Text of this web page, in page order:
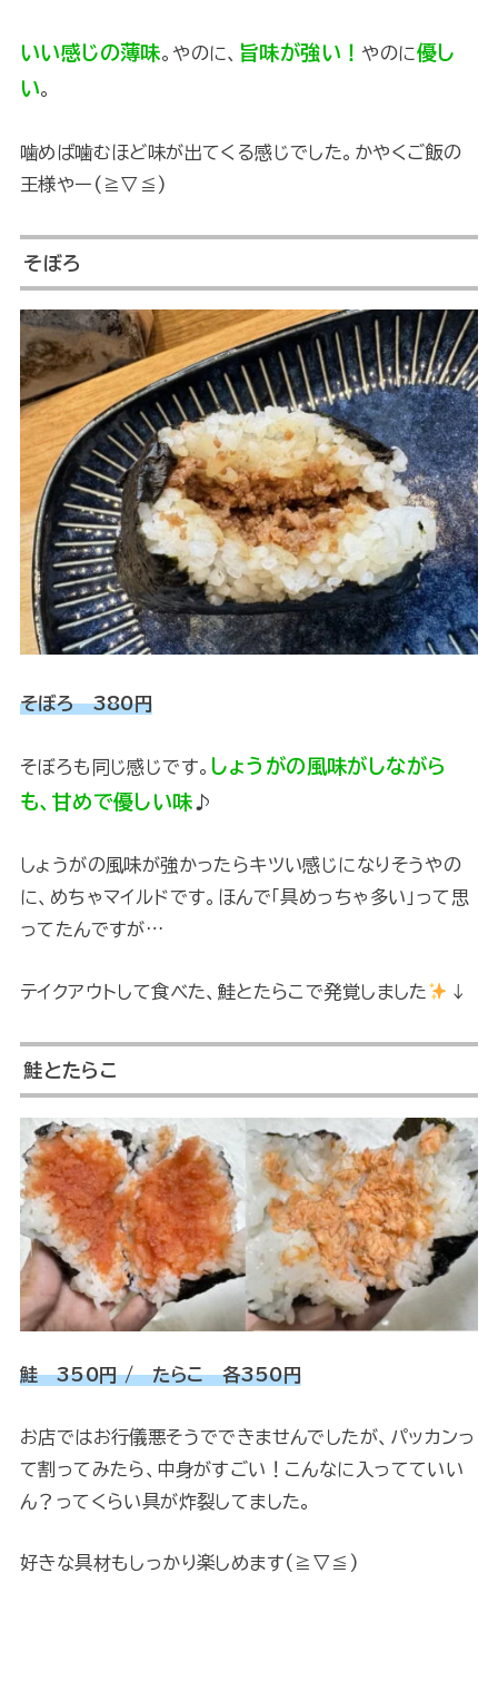
いい感じの薄味。やのに、 旨味が強い！ やのに優し
い。
噛めば噛むほど味が出てくる感じでした。かやくご飯の
王様やー(≧▽≦)
そぼろ
そぼろ 380円
そぼろも同じ感じです。 しょうがの風味がしながら
も、甘めで優しい味 ♪
しょうがの風味が強かったらキツい感じになりそうやの
に、めちゃマイルドです。ほんで「具めっちゃ多い」って思
ってたんですが…
テイクアウトして食べた、鮭とたらこで発覚しました ↓
鮭とたらこ
鮭 350円 / たらこ 各350円
お店ではお行儀悪そうでできませんでしたが、パッカンっ
て割ってみたら、中身がすごい！こんなに入ってていい
ん？ってくらい具が炸裂してました。
好きな具材もしっかり楽しめます(≧▽≦)